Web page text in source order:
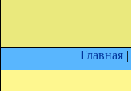
Главная |